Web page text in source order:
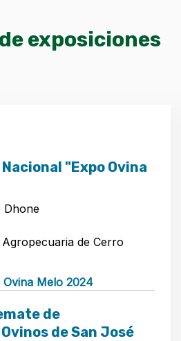
exposiciones
"Expo Ovina
Dhone
de Cerro
Melo 2024
de
de San José